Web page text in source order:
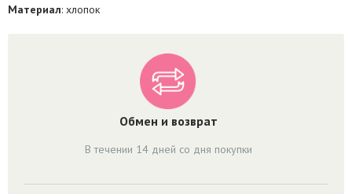
Обмен и возврат
В течении 14 дней со дня покупки
Материал: хлопок